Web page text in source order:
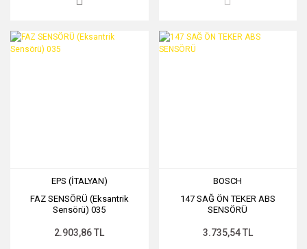
EPS (İTALYAN)
FAZ SENSÖRÜ (Eksantrik
Sensörü) 035
2.903,86 TL
BOSCH
147 SAĞ ÖN TEKER ABS
SENSÖRÜ
3.735,54 TL